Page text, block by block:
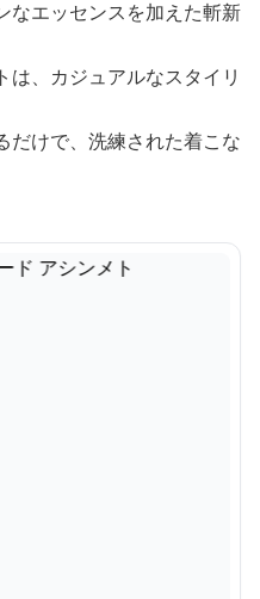
なエッセンスを加えた斬新
、カジュアルなスタイリ
だけで、洗練された着こな